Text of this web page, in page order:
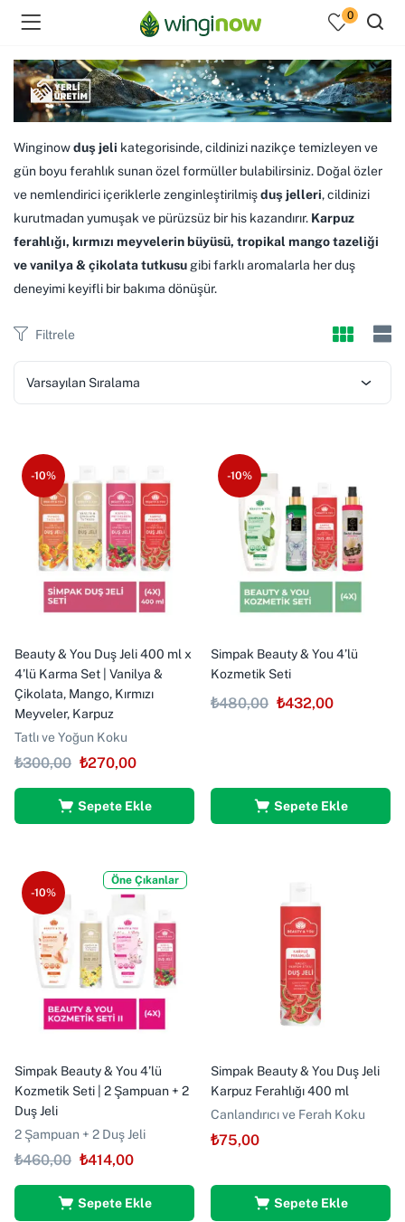
(Hakkımızda )
(Ev Temizlik Ürünleri )
0
Winginowduş jeli kategorisinde, cildinizi nazikçe temizleyen ve
gün boyu ferahlık sunan özel formüller bulabilirsiniz. Doğal özler
ve nemlendirici içeriklerle zenginleştirilmişduş jelleri, cildinizi
kurutmadan yumuşak ve pürüzsüz bir his kazandırır. Karpuz
ferahlığı, kırmızı meyvelerin büyüsü, tropikal mango tazeliği
ve vanilya & çikolata tutkusu gibi farklı aromalarla her duş
deneyimi keyifli bir bakıma dönüşür.
Filtrele
Varsayılan Sıralama
-10%
Beauty & You Duş Jeli 400 ml x
4’lü Karma Set | Vanilya &
Çikolata, Mango, Kırmızı
Meyveler, Karpuz
Tatlı ve Yoğun Koku
₺300,00 ₺270,00
Sepete Ekle
-10%
Simpak Beauty & You 4’lü
Kozmetik Seti
₺480,00 ₺432,00
Sepete Ekle
-10%
Öne Çıkanlar
Simpak Beauty & You 4’lü
Kozmetik Seti | 2 Şampuan + 2
Duş Jeli
2 Şampuan + 2 Duş Jeli
₺460,00 ₺414,00
Sepete Ekle
Simpak Beauty & You Duş Jeli
Karpuz Ferahlığı 400 ml
Canlandırıcı ve Ferah Koku
₺75,00
Sepete Ekle